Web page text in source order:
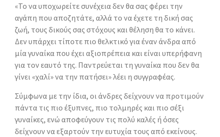
«Το να υποχωρείτε συνέχεια δεν θα σας φέρει την
αγάπη που αποζητάτε, αλλά το να έχετε τη δική σας
ζωή, τους δικούς σας στόχους και θέληση θα το κάνει.
Δεν υπάρχει τίποτε πιο θελκτικό για έναν άνδρα από
μία γυναίκα που έχει αξιοπρέπεια και είναι υπερήφανη
για τον εαυτό της. Παντρεύεται τη γυναίκα που δεν θα
γίνει «χαλί» να την πατήσει» λέει η συγγραφέας.
Σύμφωνα με την ίδια, οι άνδρες δείχνουν να προτιμούν
πάντα τις πιο έξυπνες, πιο τολμηρές και πιο σέξι
γυναίκες, ενώ αποφεύγουν τις πολύ καλές ή όσες
δείχνουν να εξαρτούν την ευτυχία τους από εκείνους.